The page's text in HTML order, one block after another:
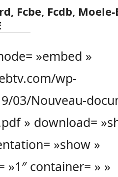
Fcbe, Fcdb,
»embed »
wp-
03/Nouveau-
» download=
»show »
»1″ container= » »